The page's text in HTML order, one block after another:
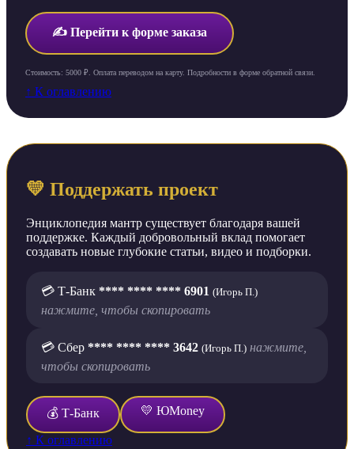
✍️ Перейти к форме заказа
Стоимость: 5000 ₽. Оплата переводом на карту. Подробности в форме обратной связи.
↑ К оглавлению
💛 Поддержать проект
Энциклопедия мантр существует благодаря вашей
поддержке. Каждый добровольный вклад помогает
создавать новые глубокие статьи, видео и подборки.
💳 Т-Банк **** **** **** 6901 (Игорь П.)
нажмите, чтобы скопировать
💳 Сбер **** **** **** 3642 (Игорь П.) нажмите,
чтобы скопировать
💰 Т-Банк 💛 ЮMoney
↑ К оглавлению